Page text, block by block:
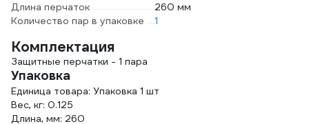
Длина перчаток
260 мм
Количество пар в упаковке
1
Комплектация
Защитные перчатки - 1 пара
Упаковка
Единица товара: Упаковка 1 шт
Вес, кг: 0.125
Длина, мм: 260